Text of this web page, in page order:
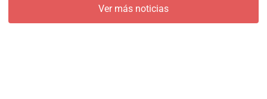
Ver más noticias